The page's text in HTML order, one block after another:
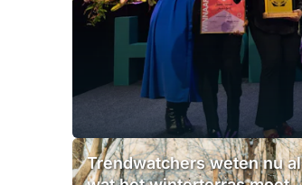
Trendwatchers weten nu al